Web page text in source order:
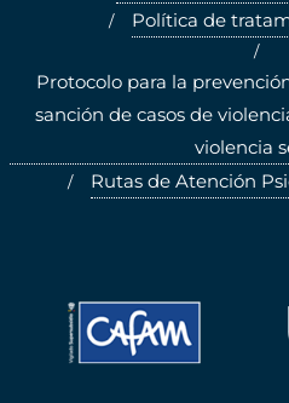
Política de
Protocolo para la
sanción de casos de
violencia
Rutas de Atención